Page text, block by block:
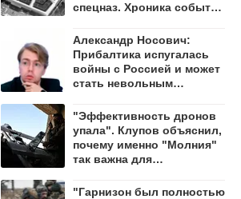
спецназ. Хроника событий
Александр Носович:
Прибалтика испугалась
войны с Россией и может
стать невольным
"Эффективность дронов
упала". Клупов объяснил,
почему именно "Молния"
так важна для
"Гарнизон был полностью